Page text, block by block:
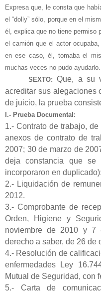
Expresa que, le consta que
el “dolly” sólo, porque en el
él, explica que no tiene permiso
el camión que el actor
en ese caso, él, tomaba el
muchas veces no pudo ayudarlo.
SEXTO:Que, a su
acreditar sus alegaciones
de juicio, la prueba
I.- Prueba Documental:
1.- Contrato de trabajo,
anexos de contrato de
2007; 30 de marzo de
deja constancia que
incorporaron en duplicado);
2.- Liquidación de
2012.
3.- Comprobante de
Orden, Higiene y
noviembre de 2010 y 7
derecho a saber, de 26 de
4.- Resolución de
enfermedades Ley
Mutual de Seguridad, con
5.- Carta de